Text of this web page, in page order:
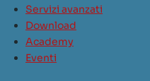
Servizi avanzati
Download
Academy
Eventi